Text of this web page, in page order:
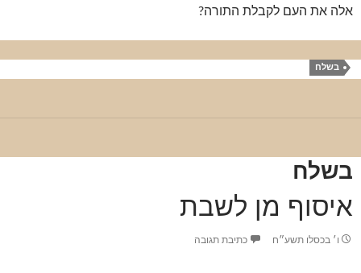
אלה את העם לקבלת התורה?
בשלח
בשלח
איסוף מן לשבת
ו׳ בכסלו תשע״ח כתיבת תגובה